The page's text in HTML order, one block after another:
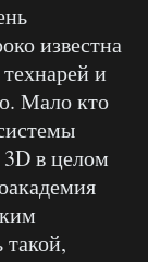
известна
и
Мало кто
в целом
такой,